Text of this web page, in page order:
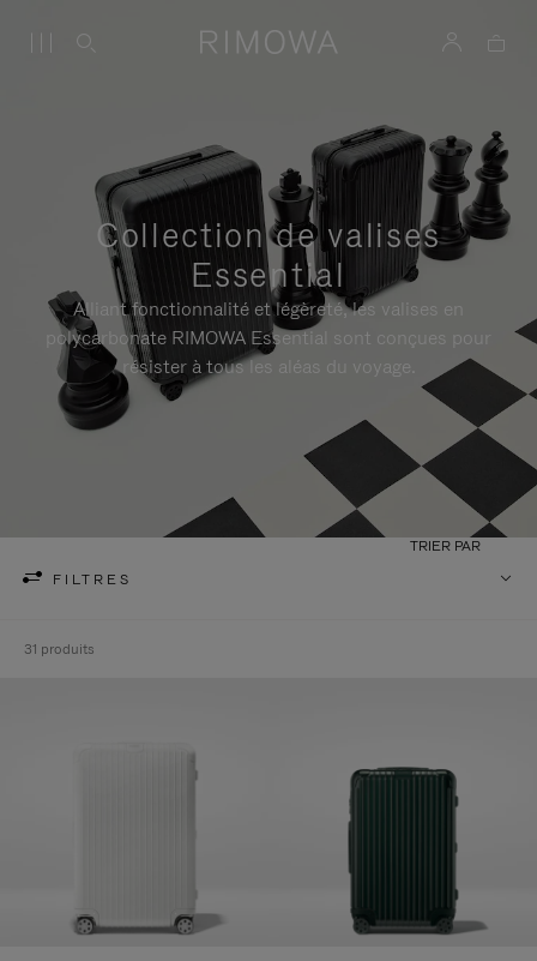
Collection de valises
Essential
Alliant fonctionnalité et légèreté, les valises en
polycarbonate RIMOWA Essential sont conçues pour
résister à tous les aléas du voyage.
FILTRES
TRIER PAR
31 produits